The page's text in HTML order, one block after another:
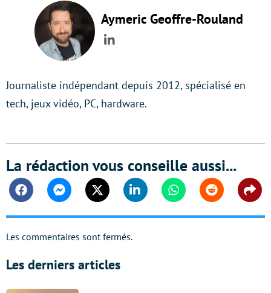
Aymeric Geoffre-Rouland
LinkedIn
Journaliste indépendant depuis 2012, spécialisé en
tech, jeux vidéo, PC, hardware.
La rédaction vous conseille aussi...
FacebookMessengerTwitter Linkedin WhatsappReddit
Les commentaires sont fermés.
Les derniers articles